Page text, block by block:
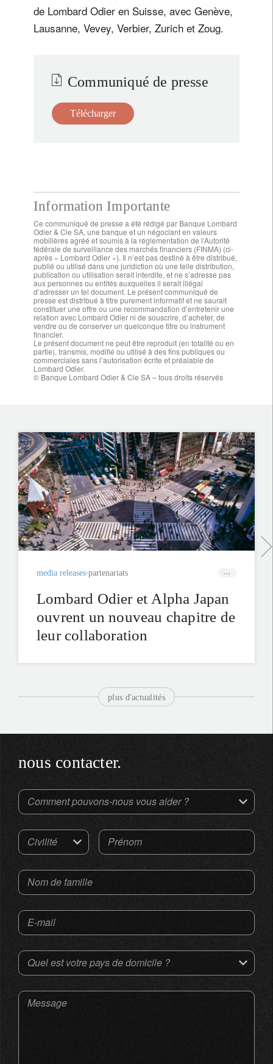
de Lombard Odier en Suisse, avec Genève,
Lausanne, Vevey, Verbier, Zurich et Zoug.
Communiqué de presse
Télécharger
Information Importante
Ce communiqué de presse a été rédigé par Banque Lombard
Odier & Cie SA, une banque et un négociant en valeurs
mobilières agréé et soumis à la réglementation de l’Autorité
fédérale de surveillance des marchés financiers (FINMA) (ci-
après « Lombard Odier »). Il n’est pas destiné à être distribué,
publié ou utilisé dans une juridiction où une telle distribution,
publication ou utilisation serait interdite, et ne s’adresse pas
aux personnes ou entités auxquelles il serait illégal
d’adresser un tel document. Le présent communiqué de
presse est distribué à titre purement informatif et ne saurait
constituer une offre ou une recommandation d’entretenir une
relation avec Lombard Odier ni de souscrire, d’acheter, de
vendre ou de conserver un quelconque titre ou instrument
financier.
Le présent document ne peut être reproduit (en totalité ou en
partie), transmis, modifié ou utilisé à des fins publiques ou
commerciales sans l’autorisation écrite et préalable de
Lombard Odier.
© Banque Lombard Odier & Cie SA – tous droits réservés
media releases partenariats
Lombard Odier et Alpha Japan
ouvrent un nouveau chapitre de
leur collaboration
plus d'actualités
nous contacter.
Comment pouvons-nous vous aider ?
Civilité Prénom
Nom de famille
E-mail
Quel est votre pays de domicile ?
Message